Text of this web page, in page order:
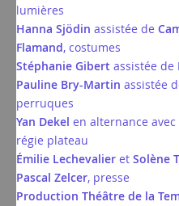
lumières
Hanna Sjödin assistée de
Flamand, costumes
Stéphanie Gibert assistée de
Pauline Bry-Martin assistée
perruques
Yan Dekel en alternance avec
régie plateau
Émilie Lechevalier et Solène
Pascal Zelcer, presse
Production Théâtre de la